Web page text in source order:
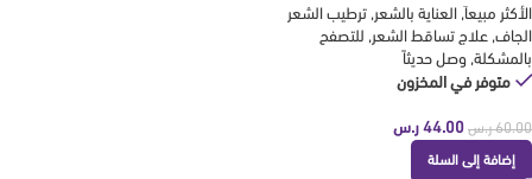
الأكثر مبيعاَ, العناية بالشعر, ترطيب الشعر
الجاف, علاج تساقط الشعر, للتصفح
بالمشكلة, وصل حديثاً
متوفر في المخزون
60.00 ر.س 44.00 ر.س
إضافة إلى السلة